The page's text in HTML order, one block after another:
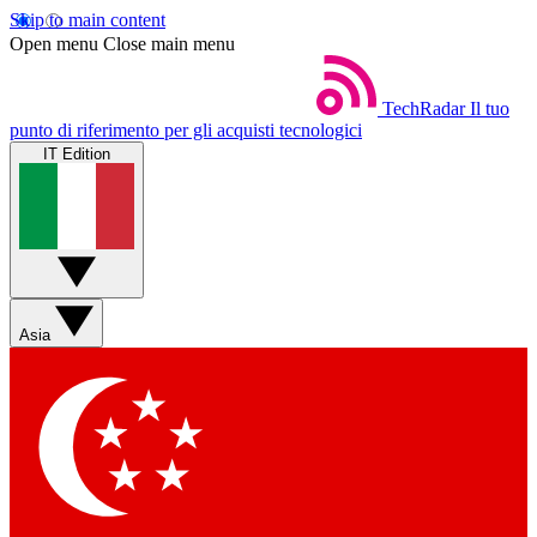
Skip to main content
Open menu Close main menu
TechRadar Il tuo
punto di riferimento per gli acquisti tecnologici
IT Edition
Asia